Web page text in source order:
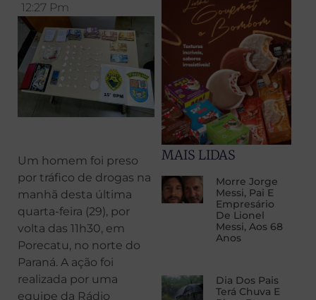
12:27 Pm
Um homem foi preso
por tráfico de drogas na
manhã desta última
quarta-feira (29), por
volta das 11h30, em
Porecatu, no norte do
Paraná. A ação foi
realizada por uma
equipe da Rádio
MAIS LIDAS
Morre Jorge
Messi, Pai E
Empresário
De Lionel
Messi, Aos 68
Anos
Dia Dos Pais
Terá Chuva E